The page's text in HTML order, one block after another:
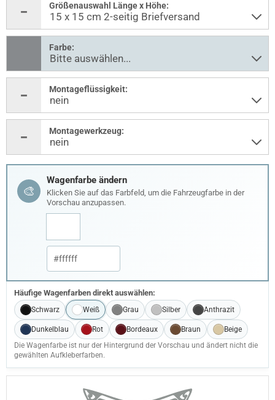
Größenauswahl Länge x Höhe:
Farbe:
Montageflüssigkeit:
Montagewerkzeug:
🎨
Wagenfarbe ändern
Klicken Sie auf das Farbfeld, um die Fahrzeugfarbe in der
Vorschau anzupassen.
Häufige Wagenfarben direkt auswählen:
Schwarz Weiß Grau Silber Anthrazit
Dunkelblau Rot Bordeaux Braun
Beige
Die Wagenfarbe ist nur der Hintergrund der Vorschau und ändert nicht die
gewählten Aufkleberfarben.